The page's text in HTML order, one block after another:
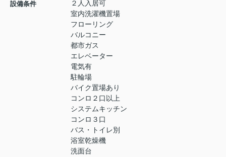
設備条件
２人入居可
室内洗濯機置場
フローリング
バルコニー
都市ガス
エレベーター
電気有
駐輪場
バイク置場あり
コンロ２口以上
システムキッチン
コンロ３口
バス・トイレ別
浴室乾燥機
洗面台